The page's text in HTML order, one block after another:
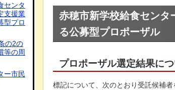
センタ
支援業
型プロ
の2の
等の周
ー市民
赤穂市新学校給食センタ
る公募型プロポーザル
プロポーザル選定結果に
標記について、次のとおり受託候補者